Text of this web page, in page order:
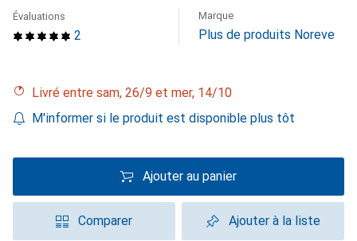
2
Évaluations Marque
Plus de produits Noreve
Livré entre sam, 26/9 et mer, 14/10
M'informer si le produit est disponible plus tôt
Ajouter au panier
Comparer Ajouter à la liste